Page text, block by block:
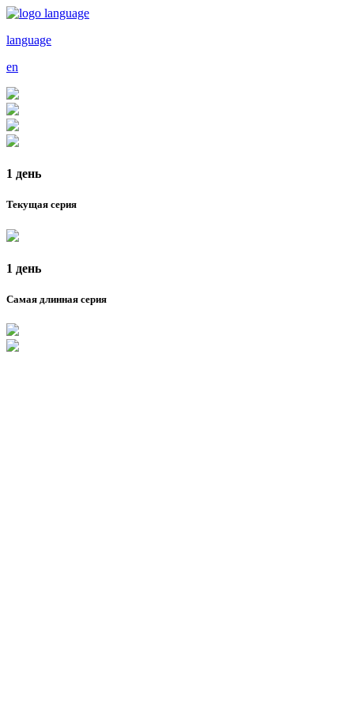
language
en
1 день
Текущая серия
1 день
Самая длинная серия